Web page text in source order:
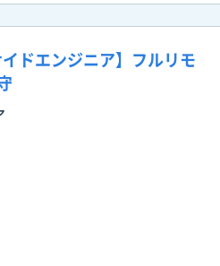
ドエンジニア】フルリモ